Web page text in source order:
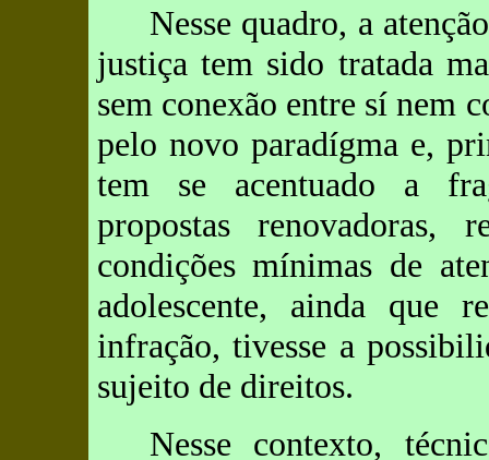
Nesse quadro, a
justiça tem sido tratada
sem conexão entre sí nem
pelo novo paradígma e,
tem se acentuado a
propostas renovadoras,
condições mínimas de
adolescente, ainda que
infração, tivesse a
sujeito de direitos.
Nesse contexto,